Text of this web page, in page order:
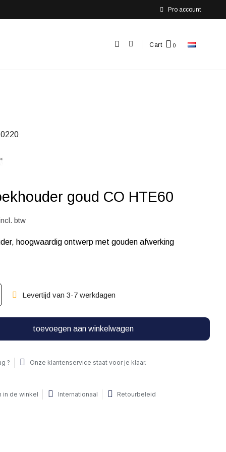
Pro account
Cart
goud CO HTE60
btw
hoogwaardig ontwerp met gouden afwerking
Levertijd van 3-7 werkdagen
toevoegen aan winkelwagen
? Onze klantenservice staat voor je klaar.
in de winkel Internationaal Retourbeleid